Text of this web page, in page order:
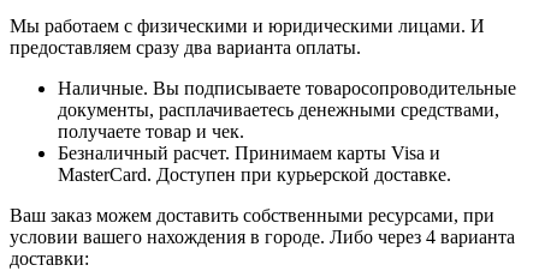
Мы работаем с физическими и юридическими лицами. И
предоставляем сразу два варианта оплаты.
Наличные. Вы подписываете товаросопроводительные
документы, расплачиваетесь денежными средствами,
получаете товар и чек.
Безналичный расчет. Принимаем карты Visa и
MasterCard. Доступен при курьерской доставке.
Ваш заказ можем доставить собственными ресурсами, при
условии вашего нахождения в городе. Либо через 4 варианта
доставки: